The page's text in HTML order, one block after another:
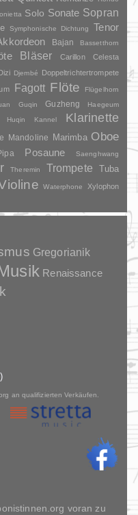
Solo Sonate Sopran
Symphonische Dichtung Tenor
Bajan Bassetthorn
Bläser Carillon Celesta
Djembé Doppeltrichtertrompete
Fagott Flöte
Flügelhorn
Guqin Guzheng
Haegeum
Huqin Kannel Klarinette
Mandoline Marimba Oboe
Posaune Saenghwang
Theremin Trompete
Tuba
Waterphone
Xylophon
Gregorianik
Renaissance
an qualifizierten Verkäufen.
voran zu